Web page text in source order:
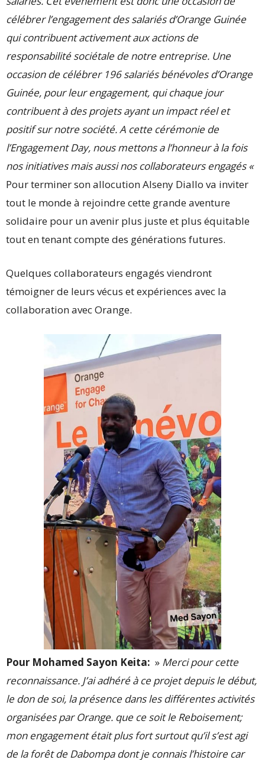
célébrer l’engagement des salariés d’Orange Guinée
qui contribuent activement aux actions de
responsabilité sociétale de notre entreprise. Une
occasion de célébrer 196 salariés bénévoles d’Orange
Guinée, pour leur engagement, qui chaque jour
contribuent à des projets ayant un impact réel et
positif sur notre société. A cette cérémonie de
l’Engagement Day, nous mettons a l’honneur à la fois
nos initiatives mais aussi nos collaborateurs engagés «
Pour terminer son allocution Alseny Diallo va inviter
tout le monde à rejoindre cette grande aventure
solidaire pour un avenir plus juste et plus équitable
tout en tenant compte des générations futures.
Quelques collaborateurs engagés viendront
témoigner de leurs vécus et expériences avec la
collaboration avec Orange.
Pour Mohamed Sayon Keita: » Merci pour cette
reconnaissance. J’ai adhéré à ce projet depuis le début,
le don de soi, la présence dans les différentes activités
organisées par Orange. que ce soit le Reboisement;
mon engagement était plus fort surtout qu’il s’est agi
de la forêt de Dabompa dont je connais l’histoire car